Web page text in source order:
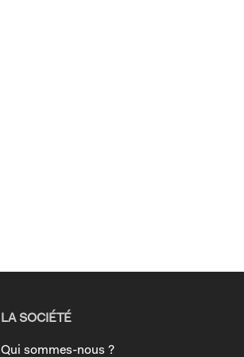
LA SOCIÉTÉ
Qui sommes-nous ?